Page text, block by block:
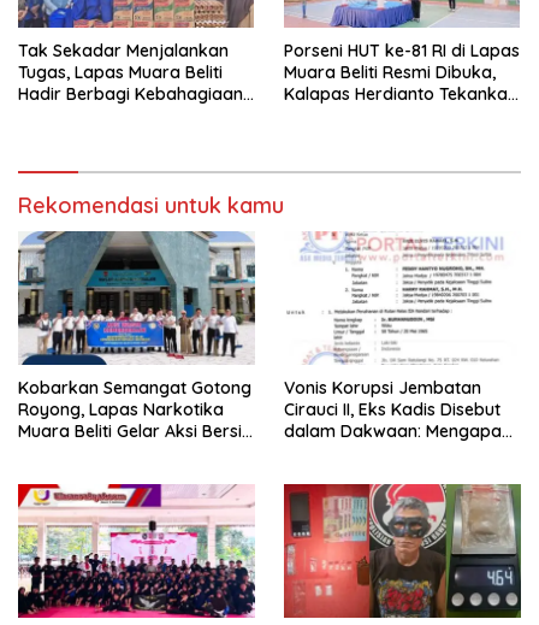
Tak Sekadar Menjalankan
Tugas, Lapas Muara Beliti
Hadir Berbagi Kebahagiaan
Porseni HUT ke-81 RI di Lapas
Muara Beliti Resmi Dibuka,
Kalapas Herdianto Tekankan
Rekomendasi untuk kamu
Kobarkan Semangat Gotong
Royong, Lapas Narkotika
Muara Beliti Gelar Aksi Bersih
Vonis Korupsi Jembatan
Cirauci II, Eks Kadis Disebut
dalam Dakwaan: Mengapa